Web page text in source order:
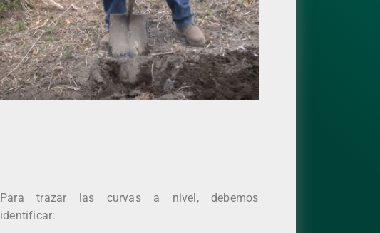
Para trazar las curvas a nivel, debemos
identificar: